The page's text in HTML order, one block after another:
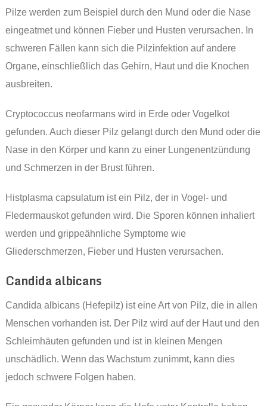
Pilze werden zum Beispiel durch den Mund oder die Nase
eingeatmet und können Fieber und Husten verursachen. In
schweren Fällen kann sich die Pilzinfektion auf andere
Organe, einschließlich das Gehirn, Haut und die Knochen
ausbreiten.
Cryptococcus neofarmans wird in Erde oder Vogelkot
gefunden. Auch dieser Pilz gelangt durch den Mund oder die
Nase in den Körper und kann zu einer Lungenentzündung
und Schmerzen in der Brust führen.
Histplasma capsulatum ist ein Pilz, der in Vogel- und
Fledermauskot gefunden wird. Die Sporen können inhaliert
werden und grippeähnliche Symptome wie
Gliederschmerzen, Fieber und Husten verursachen.
Candida albicans
Candida albicans (Hefepilz) ist eine Art von Pilz, die in allen
Menschen vorhanden ist. Der Pilz wird auf der Haut und den
Schleimhäuten gefunden und ist in kleinen Mengen
unschädlich. Wenn das Wachstum zunimmt, kann dies
jedoch schwere Folgen haben.